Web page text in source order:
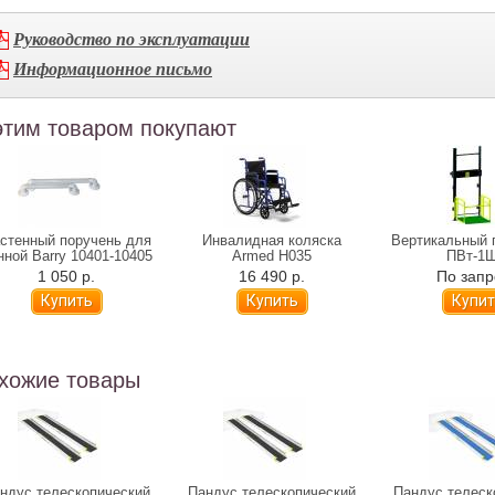
Руководство по эксплуатации
Информационное письмо
товаром покупают
поручень для
Barry 10401-10405
(31-81 см)
1 050 р.
Инвалидная коляска
Armed H035
16 490 р.
Вертикальный
ПВт-
По
товары